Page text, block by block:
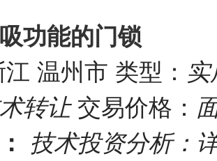
功能的门锁
温州市 类型：
转让 交易价格：
技术投资分析：